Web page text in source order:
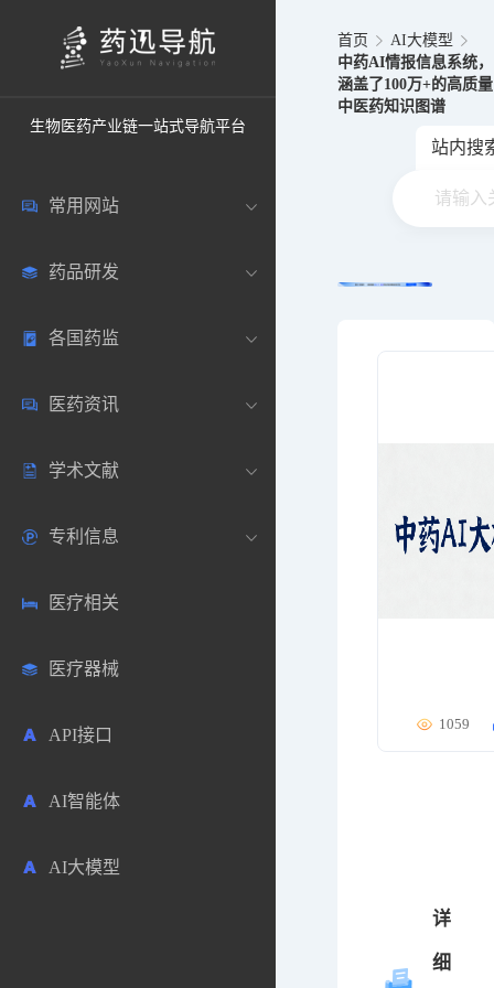
生物医药产业链一站式导航平台
常用网站
中国常用
药圈资讯
邮箱登录
药典网站
药品研发
药研数据库
药品说明书
药物临床
生物数据库
药品市场信息
合成化工
药物分析
毒性数据库
原辅料包材
各国药监
中国
美国
欧洲
日本
其他各国
医药资讯
医药新闻
医药论坛
药研咨询
医药科普
学术文献
学术搜索
SciHub文献
文献下载
文献管理
专利信息
各国专利局官方查询
医药专利
商业专利数据库
免费专利库
医疗相关
医疗器械
API接口
AI智能体
AI大模型
首页
AI大模型
中药AI情报信息系统，
涵盖了100万+的高质量
中医药知识图谱
站内搜
1059
详
细